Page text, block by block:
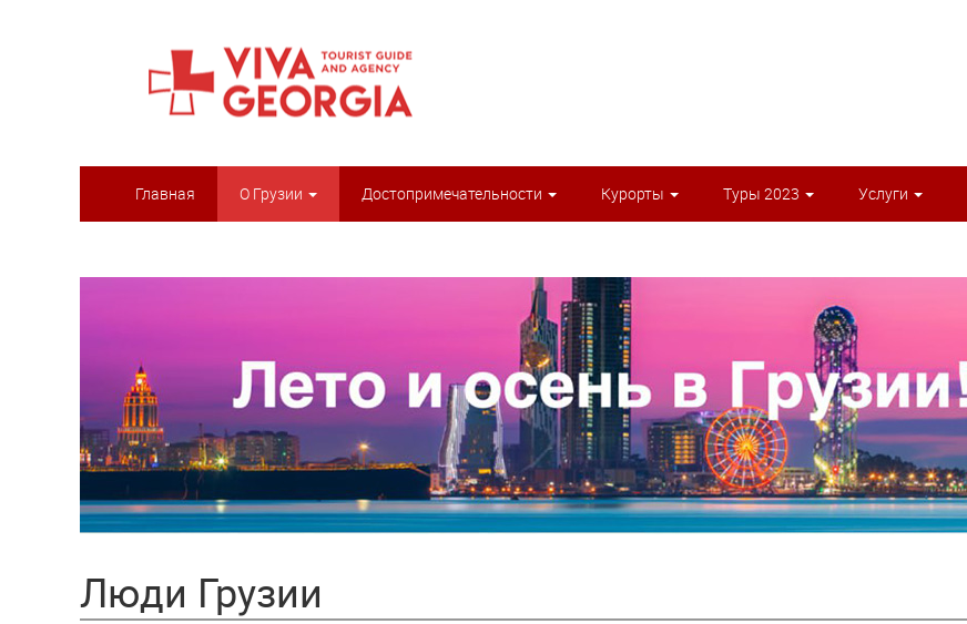
Главная О Грузии Достопримечательности Курорты Туры 2023 Услуги
Люди Грузии